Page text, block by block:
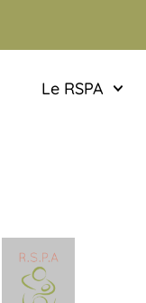
Le RSPA